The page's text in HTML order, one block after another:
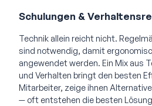
Schulungen &
Technik allein reicht nicht.
sind notwendig, damit
angewendet werden. Ein Mix aus
und Verhalten bringt den besten
Mitarbeiter, zeige ihnen
— oft entstehen die besten